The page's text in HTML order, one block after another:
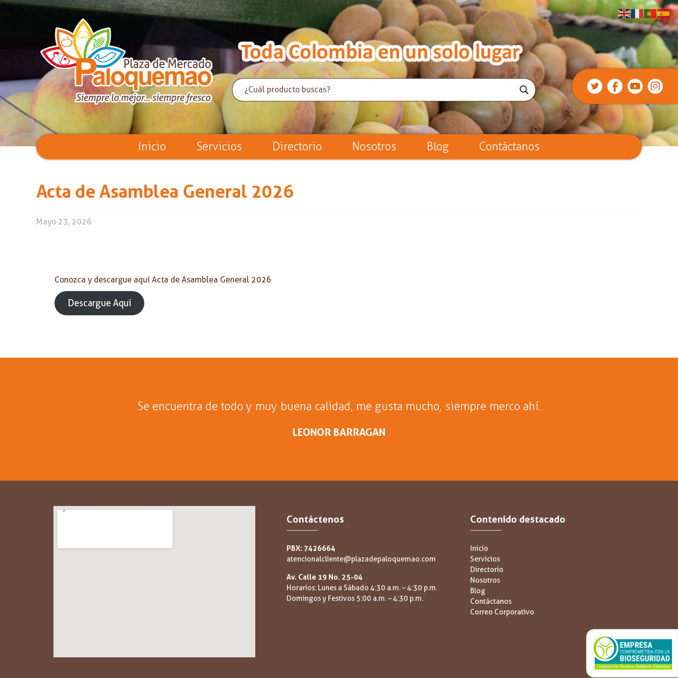
Twitterfacebookyoutube
Inicio Servicios Directorio Nosotros Blog Contáctanos
Acta de Asamblea General 2026
Mayo 23, 2026
Conozca y descargue aquí Acta de Asamblea General 2026
Descargue Aquí
Se encuentra de todo y muy buena calidad, me gusta mucho, siempre merco ahí.
LEONOR BARRAGAN
Contáctenos
PBX: 7426664
atencionalcliente@plazadepaloquemao.com
Av. Calle 19 No. 25-04
Horarios: Lunes a Sábado 4:30 a.m. – 4:30 p.m.
Domingos y Festivos 5:00 a.m. – 4:30 p.m.
Contenido destacado
Inicio
Servicios
Directorio
Nosotros
Blog
Contáctanos
Correo Corporativo